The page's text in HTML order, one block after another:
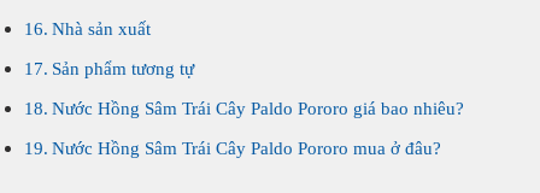
Nhà sản xuất
Sản phẩm tương tự
Nước Hồng Sâm Trái Cây Paldo Pororo giá bao nhiêu?
Nước Hồng Sâm Trái Cây Paldo Pororo mua ở đâu?